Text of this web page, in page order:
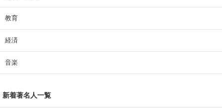
教育
経済
音楽
新着著名人一覧